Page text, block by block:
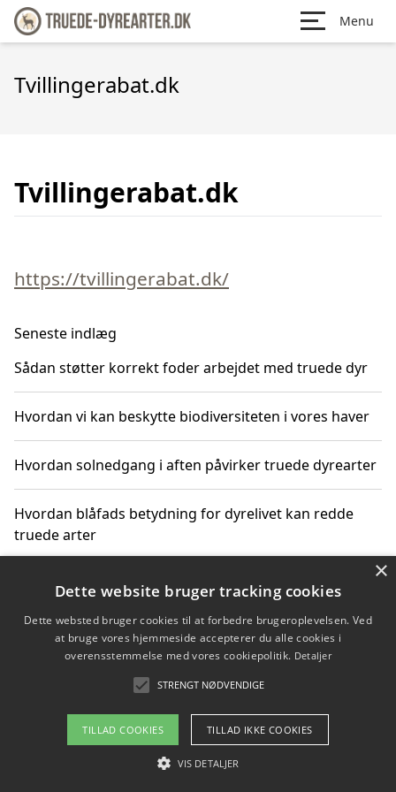
Menu
Tvillingerabat.dk
Tvillingerabat.dk
https://tvillingerabat.dk/
Seneste indlæg
Sådan støtter korrekt foder arbejdet med truede dyr
Hvordan vi kan beskytte biodiversiteten i vores haver
Hvordan solnedgang i aften påvirker truede dyrearter
Hvordan blåfads betydning for dyrelivet kan redde
truede arter
Hvordan kan gaver til unge voksne støtte bevarelsen
Copyright 2026 - Pilanto Aps
Om / kontakt
Blog Betingelser
×
Dette website bruger tracking cookies
Dette websted bruger cookies til at forbedre brugeroplevelsen. Ved
at bruge vores hjemmeside accepterer du alle cookies i
overensstemmelse med vores cookiepolitik. Detaljer
STRENGT NØDVENDIGE
TILLAD COOKIES TILLAD IKKE COOKIES
VIS DETALJER